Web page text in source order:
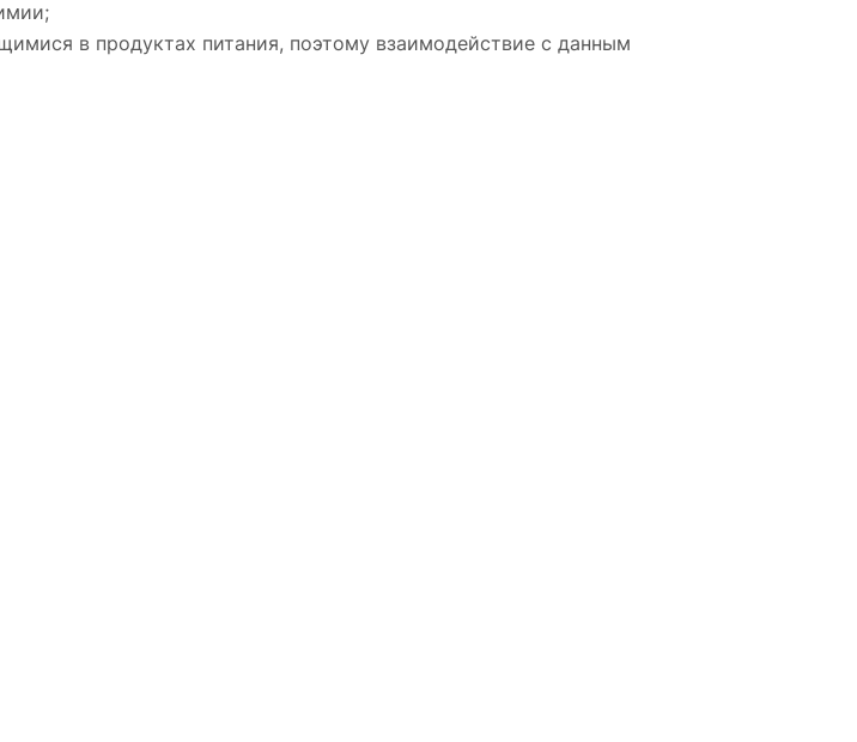
в продуктах питания, поэтому взаимодействие с данным